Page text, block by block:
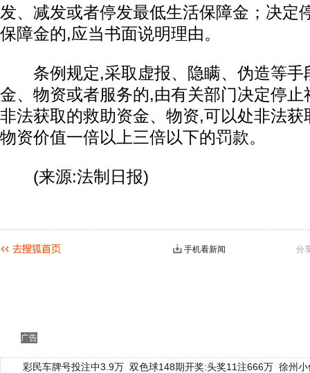
发、减发或者停发最低生活保障金；决定
保障金的,应当书面说明理由。
条例规定,采取虚报、隐瞒、伪造等手
金、物资或者服务的,由有关部门决定停
非法获取的救助资金、物资,可以处非法获
物资价值一倍以上三倍以下的罚款。
(来源:法制日报)
分
手机看新闻
广告
彩民车牌号投注中3.9万 双色球148期开奖:头奖11注666万 徐州